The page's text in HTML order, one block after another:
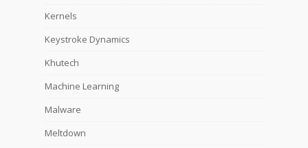
Kernels
Keystroke Dynamics
Khutech
Machine Learning
Malware
Meltdown